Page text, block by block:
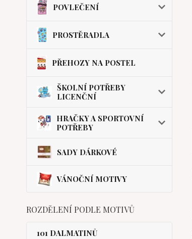
POVLEČENÍ
PROSTĚRADLA
PŘEHOZY NA POSTEL
ŠKOLNÍ POTŘEBY
LICENČNÍ
HRAČKY A SPORTOVNÍ
POTŘEBY
SADY DÁRKOVÉ
VÁNOČNÍ MOTIVY
ROZDĚLENÍ PODLE MOTIVŮ
101 DALMATINŮ